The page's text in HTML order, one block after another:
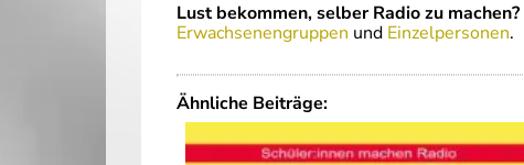
Lust bekommen, selber Radio zu machen?
Erwachsenengruppen und Einzelpersonen.
Ähnliche Beiträge: